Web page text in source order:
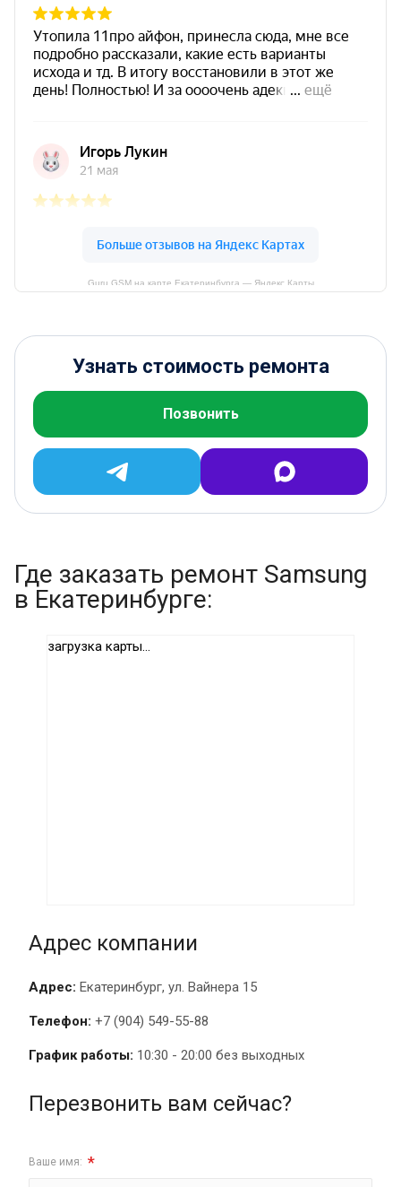
Guru GSM на карте Екатеринбурга — Яндекс Карты
Узнать стоимость ремонта
Позвонить
Где заказать ремонт Samsung
в Екатеринбурге:
загрузка карты...
Адрес компании
Адрес: Екатеринбург, ул. Вайнера 15
Телефон: +7 (904) 549-55-88
График работы: 10:30 - 20:00 без выходных
Перезвонить вам сейчас?
Ваше имя: *